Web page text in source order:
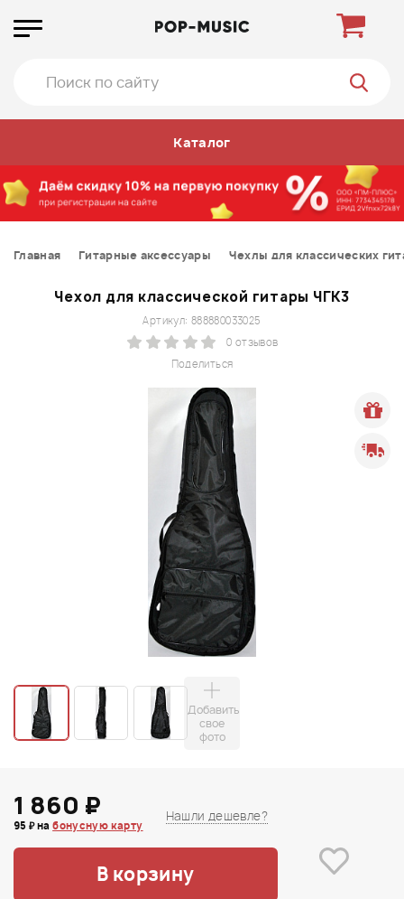
Каталог
Главная Гитарные аксессуары Чехлы для классических
Чехол для классической гитары ЧГК3
Поделиться
Артикул: 888880033025
0 отзывов
Добавить
свое
фото
1 860 ₽
95 ₽ набонусную карту
Нашли дешевле?
В корзину